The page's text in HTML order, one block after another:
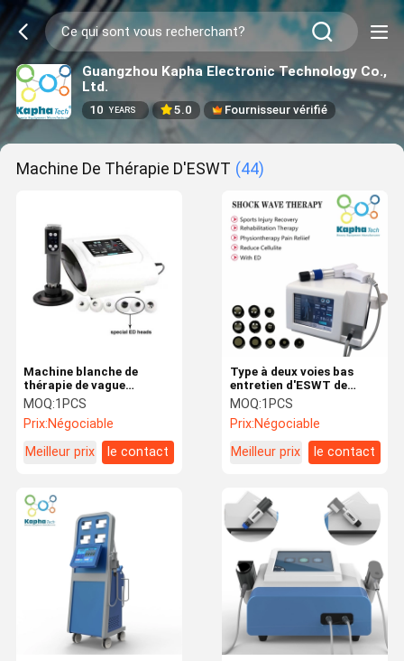
Guangzhou Kapha Electronic Technology Co.,
Ltd.
10 YEARS 5.0 Fournisseur vérifié
Machine De Thérapie D'ESWT (44)
Machine blanche de
thérapie de vague
électrique, machine
portative de thérapie
d'onde de choc pour l'ED
MOQ:1PCS
Prix:Négociable
Meilleur prix
le contact
Type à deux voies bas
entretien d'ESWT de
thérapie vague portative
médicale de machine de
double
MOQ:1PCS
Prix:Négociable
Meilleur prix
le contact